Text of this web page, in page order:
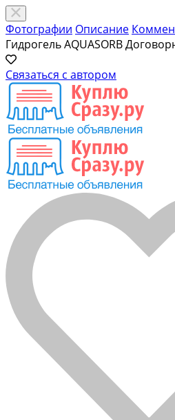
Фотографии Описание
Гидрогель AQUASORB
Связаться с автором